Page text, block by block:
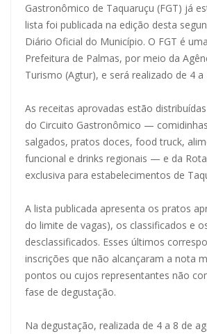
Gastronômico de Taquaruçu (FGT) já
lista foi publicada na edição desta
Diário Oficial do Município. O FGT é
Prefeitura de Palmas, por meio da
Turismo (Agtur), e será realizado de 4
As receitas aprovadas estão
do Circuito Gastronômico —
salgados, pratos doces, food truck,
funcional e drinks regionais — e da
exclusiva para estabelecimentos de
A lista publicada apresenta os pratos
do limite de vagas), os classificados e
desclassificados. Esses últimos
inscrições que não alcançaram a nota
pontos ou cujos representantes não
fase de degustação.
Na degustação, realizada de 4 a 8 de